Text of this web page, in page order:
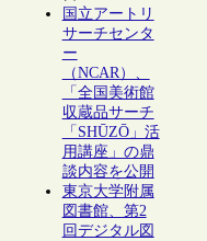
国立アートリ
サーチセンタ
ー
（NCAR）、
「全国美術館
収蔵品サーチ
「SHŪZŌ」活
用講座」の鼎
談内容を公開
東京大学附属
図書館、第2
回デジタル図